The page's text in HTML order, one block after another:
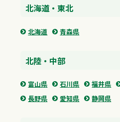
北海道・東北
北海道 青森県
北陸・中部
富山県 石川県 福井県
長野県
愛知県 静岡県